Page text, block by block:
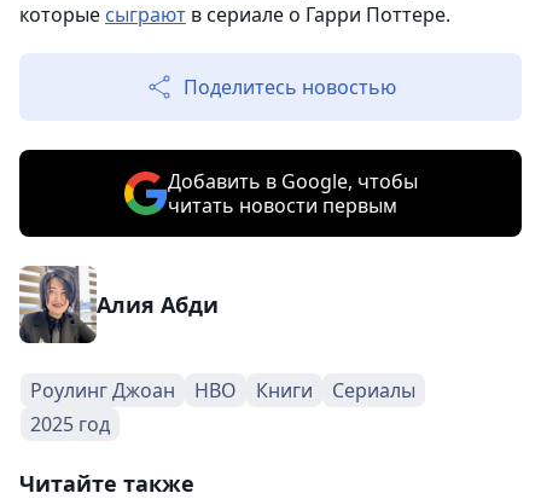
которые сыграют в сериале о Гарри Поттере.
Поделитесь новостью
Добавить в Google, чтобы
читать новости первым
Алия Абди
Роулинг Джоан HBO Книги
Сериалы
2025 год
Читайте также